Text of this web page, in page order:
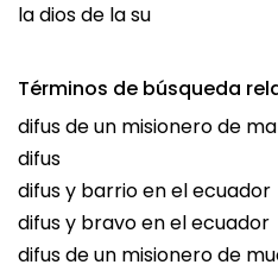
la dios de la su
Términos de búsqueda
difus de un misionero de
difus
difus y barrio en el ecuador
difus y bravo en el ecuador
difus de un misionero de